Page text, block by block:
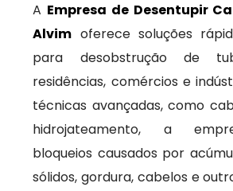
A Empresa de Desentupir
Alvim oferece soluções
para desobstrução de
residências, comércios e
técnicas avançadas, como
hidrojateamento, a
bloqueios causados por
sólidos, gordura, cabelos e